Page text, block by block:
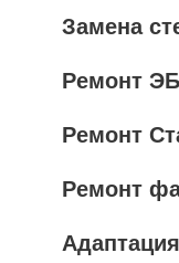
Замена
Ремонт
Ремонт
Ремонт